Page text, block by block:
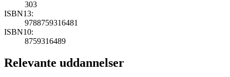
303
ISBN13:
9788759316481
ISBN10:
8759316489
Relevante uddannelser